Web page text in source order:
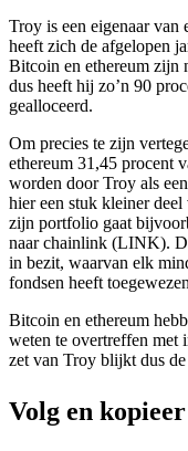
Troy is een eigenaar van
heeft zich de afgelopen
Bitcoin en ethereum zijn
dus heeft hij zo’n 90
gealloceerd.
Om precies te zijn
ethereum 31,45 procent
worden door Troy als
hier een stuk kleiner
zijn portfolio gaat
naar chainlink (LINK).
in bezit, waarvan elk
fondsen heeft
Bitcoin en ethereum
weten te overtreffen met
zet van Troy blijkt dus
Volg en